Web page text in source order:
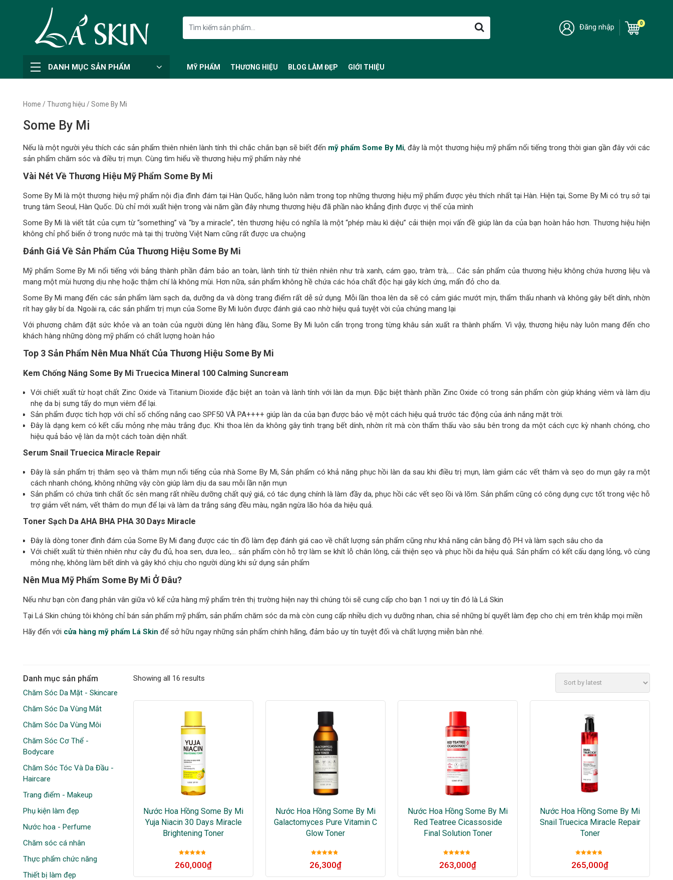
Đăng nhập 0
DANH MỤC SẢN PHẨM MỸ PHẨM THƯƠNG HIỆU BLOG LÀM ĐẸP GIỚI THIỆU
Home / Thương hiệu / Some By Mi
Some By Mi
Nếu là một người yêu thích các sản phẩm thiên nhiên lành tính thì chắc chắn bạn sẽ biết đến mỹ phẩm Some By Mi, đây là một thương hiệu mỹ phẩm nổi tiếng trong thời gian gần đây với các
sản phẩm chăm sóc và điều trị mụn. Cùng tìm hiểu về thương hiệu mỹ phẩm này nhé
Vài Nét Về Thương Hiệu Mỹ Phẩm Some By Mi
Some By Mi là một thương hiệu mỹ phẩm nội địa đình đám tại Hàn Quốc, hãng luôn nằm trong top những thương hiệu mỹ phẩm được yêu thích nhất tại Hàn. Hiện tại, Some By Mi có trụ sở tại
trung tâm Seoul, Hàn Quốc. Dù chỉ mới xuất hiện trong vài năm gần đây nhưng thương hiệu đã phần nào khẳng định được vị thế của mình
Some By Mi là viết tắt của cụm từ “something” và “by a miracle”, tên thương hiệu có nghĩa là một “phép màu kì diệu” cải thiện mọi vấn đề giúp làn da của bạn hoàn hảo hơn. Thương hiệu hiện
không chỉ phổ biến ở trong nước mà tại thị trường Việt Nam cũng rất được ưa chuộng
Đánh Giá Về Sản Phẩm Của Thương Hiệu Some By Mi
Mỹ phẩm Some By Mi nổi tiếng với bảng thành phần đảm bảo an toàn, lành tính từ thiên nhiên như trà xanh, cám gạo, tràm trà,…. Các sản phẩm của thương hiệu không chứa hương liệu và
mang một mùi hương dịu nhẹ hoặc thậm chí là không mùi. Hơn nữa, sản phẩm không hề chứa các hóa chất độc hại gây kích ứng, mẩn đỏ cho da.
Some By Mi mang đến các sản phẩm làm sạch da, dưỡng da và dòng trang điểm rất dễ sử dụng. Mỗi lần thoa lên da sẽ có cảm giác mướt mịn, thẩm thấu nhanh và không gây bết dính, nhờn
rít hay gây bí da. Ngoài ra, các sản phẩm trị mụn của Some By Mi luôn được đánh giá cao nhờ hiệu quả tuyệt vời của chúng mang lại
Với phương châm đặt sức khỏe và an toàn của người dùng lên hàng đầu, Some By Mi luôn cẩn trọng trong từng khâu sản xuất ra thành phẩm. Vì vậy, thương hiệu này luôn mang đến cho
khách hàng những dòng mỹ phẩm có chất lượng hoàn hảo
Top 3 Sản Phẩm Nên Mua Nhất Của Thương Hiệu Some By Mi
Kem Chống Nắng Some By Mi Truecica Mineral 100 Calming Suncream
Với chiết xuất từ hoạt chất Zinc Oxide và Titanium Dioxide đặc biệt an toàn và lành tính với làn da mụn. Đặc biệt thành phần Zinc Oxide có trong sản phẩm còn giúp kháng viêm và làm dịu
nhẹ da bị sưng tấy do mụn viêm để lại.
Sản phẩm được tích hợp với chỉ số chống nắng cao SPF50 VÀ PA++++ giúp làn da của bạn được bảo vệ một cách hiệu quả trước tác động của ánh nắng mặt trời.
Đây là dạng kem có kết cấu mỏng nhẹ màu trắng đục. Khi thoa lên da không gây tình trạng bết dính, nhờn rít mà còn thẩm thấu vào sâu bên trong da một cách cực kỳ nhanh chóng, cho
hiệu quả bảo vệ làn da một cách toàn diện nhất.
Serum Snail Truecica Miracle Repair
Đây là sản phẩm trị thâm sẹo và thâm mụn nổi tiếng của nhà Some By Mi, Sản phẩm có khả năng phục hồi làn da sau khi điều trị mụn, làm giảm các vết thâm và sẹo do mụn gây ra một
cách nhanh chóng, không những vậy còn giúp làm dịu da sau mỗi lần nặn mụn
Sản phẩm có chứa tinh chất ốc sên mang rất nhiều dưỡng chất quý giá, có tác dụng chính là làm đầy da, phục hồi các vết sẹo lồi và lõm. Sản phẩm cũng có công dụng cực tốt trong việc hỗ
trợ giảm vết nám, vết thâm do mụn để lại và làm da trắng sáng đều màu, ngăn ngừa lão hóa da hiệu quả.
Toner Sạch Da AHA BHA PHA 30 Days Miracle
Đây là dòng toner đình đám của Some By Mi đang được các tín đồ làm đẹp đánh giá cao về chất lượng sản phẩm cũng như khả năng cân bằng độ PH và làm sạch sâu cho da
Với chiết xuất từ thiên nhiên như cây đu đủ, hoa sen, dưa leo,… sản phẩm còn hỗ trợ làm se khít lỗ chân lông, cải thiện sẹo và phục hồi da hiệu quả. Sản phẩm có kết cấu dạng lỏng, vô cùng
mỏng nhẹ, không làm bết dính và gây khó chịu cho người dùng khi sử dụng sản phẩm
Nên Mua Mỹ Phẩm Some By Mi Ở Đâu?
Nếu như bạn còn đang phân vân giữa vô kể cửa hàng mỹ phẩm trên thị trường hiện nay thì chúng tôi sẽ cung cấp cho bạn 1 nơi uy tín đó là Lá Skin
Tại Lá Skin chúng tôi không chỉ bán sản phẩm mỹ phẩm, sản phẩm chăm sóc da mà còn cung cấp nhiều dịch vụ dưỡng nhan, chia sẻ những bí quyết làm đẹp cho chị em trên khắp mọi miền
Hãy đến với cửa hàng mỹ phẩm Lá Skin để sở hữu ngay những sản phẩm chính hãng, đảm bảo uy tín tuyệt đối và chất lượng miễn bàn nhé.
Danh mục sản phẩm
Chăm Sóc Da Mặt - Skincare
Chăm Sóc Da Vùng Mắt
Chăm Sóc Da Vùng Môi
Chăm Sóc Cơ Thể -
Bodycare
Chăm Sóc Tóc Và Da Đầu -
Haircare
Trang điểm - Makeup
Phụ kiện làm đẹp
Nước hoa - Perfume
Chăm sóc cá nhân
Thực phẩm chức năng
Thiết bị làm đẹp
Showing all 16 results
Nước Hoa Hồng Some By Mi
Yuja Niacin 30 Days Miracle
Brightening Toner
hạng5sao
260,000₫
Nước Hoa Hồng Some By Mi
Galactomyces Pure Vitamin C
Glow Toner
hạng5sao
26,300₫
Nước Hoa Hồng Some By Mi
Red Teatree Cicassoside
Final Solution Toner
hạng5sao
263,000₫
Nước Hoa Hồng Some By Mi
Snail Truecica Miracle Repair
Toner
hạng5sao
265,000₫